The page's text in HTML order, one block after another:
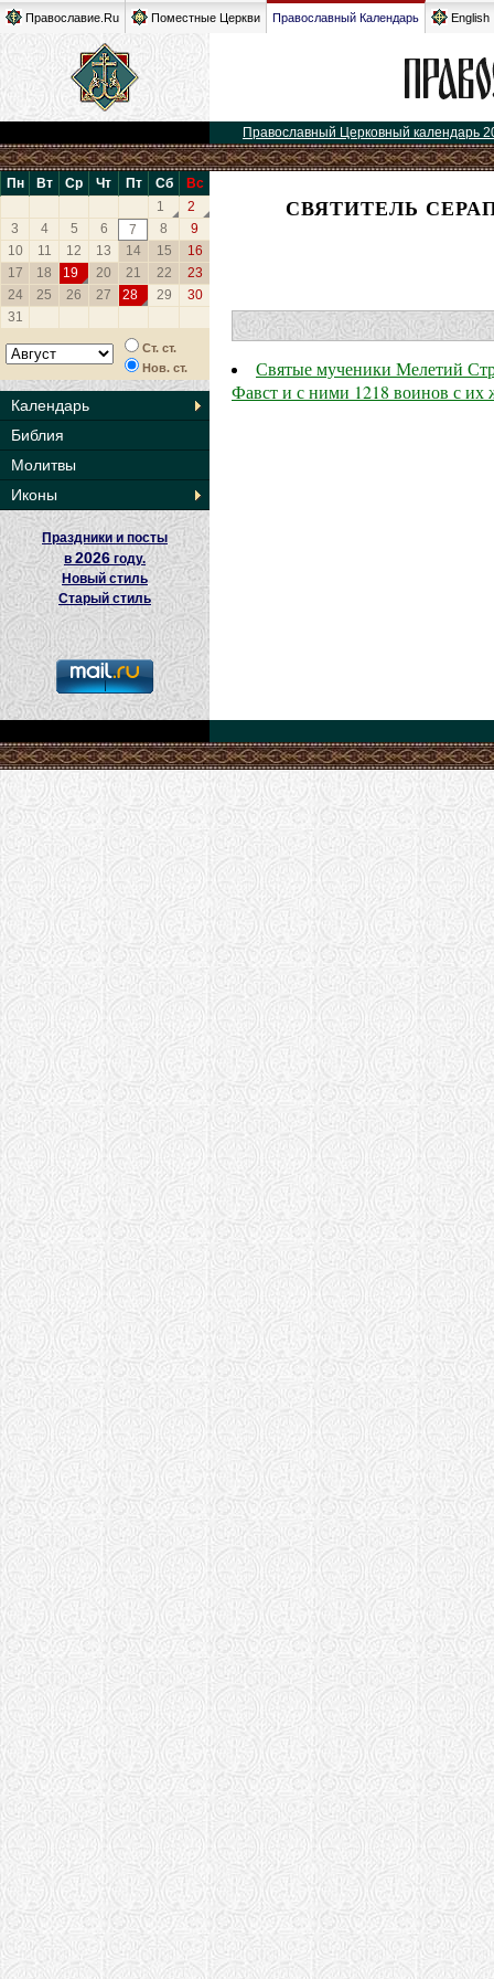
Православие.Ru Поместные Церкви Православный Календарь English
Православный Церковный календарь
Пн Вт Ср Чт Пт Сб
Вс
1
2
3
4 5 6 7 8
9
10
11 12 13 14 15
16
17
18 19 20 21 22
23
24
25 26 27 28 29
30
31
Ст. ст.
Нов. ст.
Календарь
Библия
Молитвы
Иконы
Праздники и посты
в2026 году.
Новый стиль
Старый стиль
СВЯТИТЕЛЬ
Святые мученики Мелетий
Фавст и с ними 1218 воинов с их